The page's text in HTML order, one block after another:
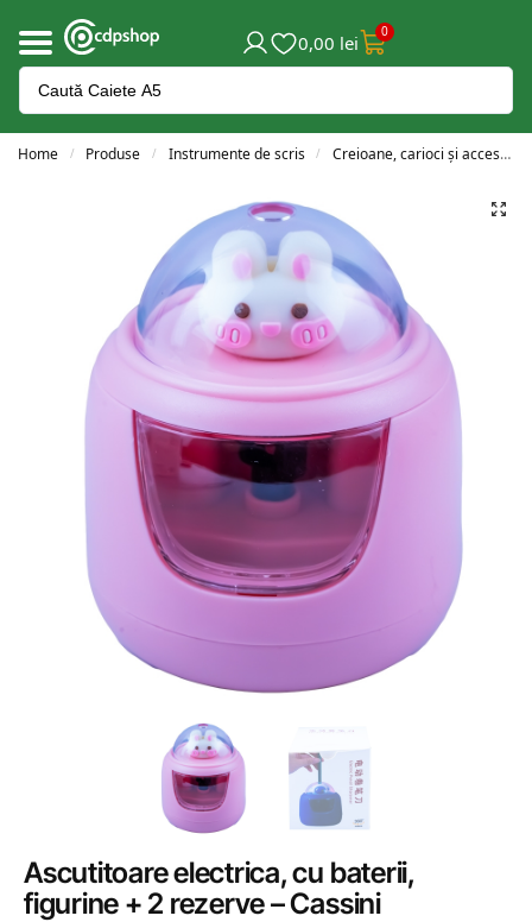
0,00 lei 0
Home / Produse / Instrumente de scris / Creioane, carioci și accesorii
Ascutitoare electrica, cu baterii,
figurine + 2 rezerve – Cassini